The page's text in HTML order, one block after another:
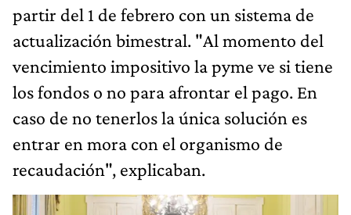
partir del 1 de febrero con un sistema de
actualización bimestral. "Al momento del
vencimiento impositivo la pyme ve si tiene
los fondos o no para afrontar el pago. En
caso de no tenerlos la única solución es
entrar en mora con el organismo de
recaudación", explicaban.